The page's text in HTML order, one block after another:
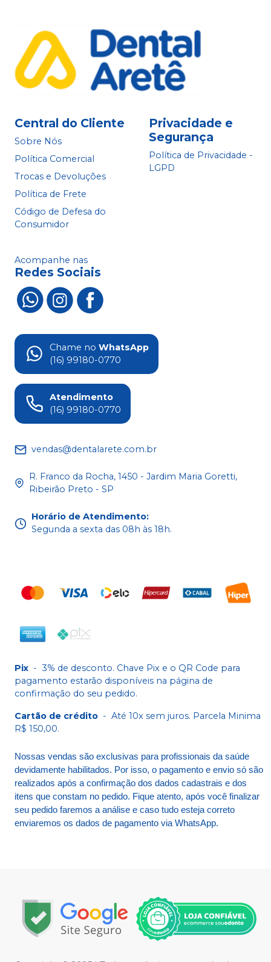
Central do Cliente
Sobre Nós
Política Comercial
Trocas e Devoluções
Política de Frete
Código de Defesa do
Consumidor
Privacidade e
Segurança
Política de Privacidade -
LGPD
Acompanhe nas
Redes Sociais
Chame no WhatsApp
(16) 99180-0770
Atendimento
(16) 99180-0770
vendas@dentalarete.com.br
R. Franco da Rocha, 1450 - Jardim Maria Goretti,
Ribeirão Preto - SP
Horário de Atendimento:
Segunda a sexta das 08h às 18h.
Pix - 3% de desconto. Chave Pix e o QR Code para
pagamento estarão disponíveis na página de
confirmação do seu pedido.
Cartão de crédito - Até 10x sem juros. Parcela Minima
R$ 150,00.
Nossas vendas são exclusivas para profissionais da saúde
devidamente habilitados. Por isso, o pagamento e envio só são
realizados após a confirmação dos dados cadastrais e dos
itens que constam no pedido. Fique atento, após você finalizar
seu pedido faremos a análise e caso tudo esteja correto
enviaremos os dados de pagamento via WhatsApp.